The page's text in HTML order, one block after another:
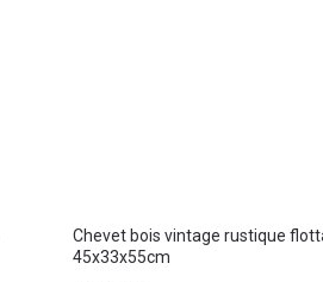
Chevet bois vintage rustique
45x33x55cm